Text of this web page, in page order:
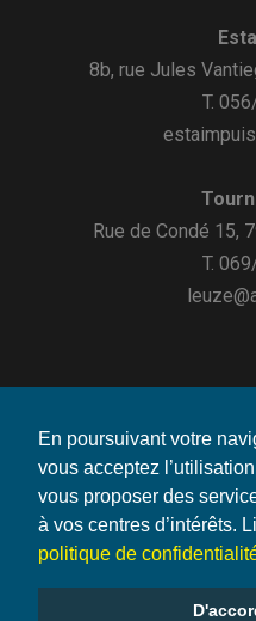
En poursuivant votre
vous acceptez
vous proposer des
à vos centres d’intérêts.
politique de
8b, rue Jules
T.
Rue de Condé 15,
T.
©2026
Abrimmo.beMentions-
Vie